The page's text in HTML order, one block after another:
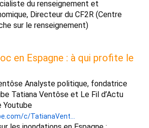
du renseignement et
Directeur du CF2R (Centre
sur le renseignement)
en Espagne : à qui profite le
Analyste politique, fondatrice
Tatiana Ventôse et Le Fil d’Actu
Youtube
c/TatianaVent...